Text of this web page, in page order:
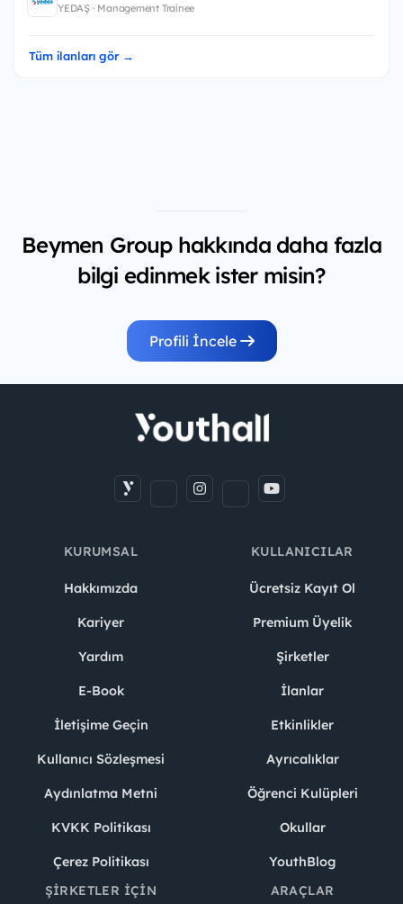
YEDAŞ · Management Trainee
Tüm ilanları gör →
Beymen Group hakkında daha fazla
bilgi edinmek ister misin?
Profili İncele
KURUMSAL
Hakkımızda
Kariyer
Yardım
E-Book
İletişime Geçin
Kullanıcı Sözleşmesi
Aydınlatma Metni
KVKK Politikası
Çerez Politikası
KULLANICILAR
Ücretsiz Kayıt Ol
Premium Üyelik
Şirketler
İlanlar
Etkinlikler
Ayrıcalıklar
Öğrenci Kulüpleri
Okullar
YouthBlog
ŞIRKETLER İÇIN
ARAÇLAR